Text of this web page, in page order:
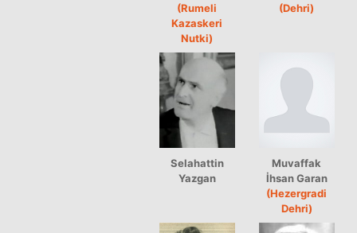
(Rumeli
Kazaskeri
Nutki)
(Dehri)
Selahattin
Yazgan
Muvaffak
İhsan Garan
(Hezergradi
Dehri)